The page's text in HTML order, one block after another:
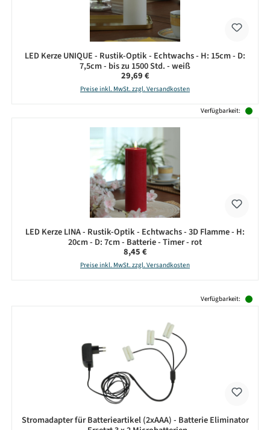
LED Kerze UNIQUE - Rustik-Optik - Echtwachs - H: 15cm - D:
7,5cm - bis zu 1500 Std. - weiß
Regulärer Preis:
29,69 €
Preise inkl. MwSt. zzgl. Versandkosten
Verfügbarkeit:
LED Kerze LINA - Rustik-Optik - Echtwachs - 3D Flamme - H:
20cm - D: 7cm - Batterie - Timer - rot
Regulärer Preis:
8,45 €
Preise inkl. MwSt. zzgl. Versandkosten
Verfügbarkeit:
Stromadapter für Batterieartikel (2xAAA) - Batterie Eliminator